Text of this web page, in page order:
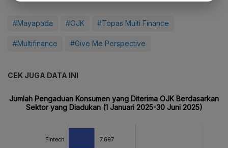
#Mayapada #OJK #Topas Multi Finance
#Multifinance #Give Me Perspective
CEK JUGA DATA INI